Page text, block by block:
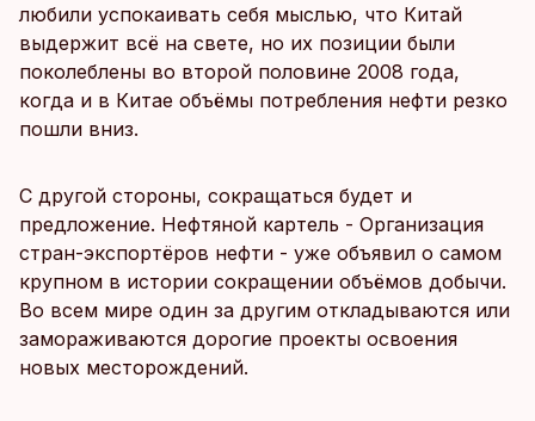
любили успокаивать себя мыслью, что Китай
выдержит всё на свете, но их позиции были
поколеблены во второй половине 2008 года,
когда и в Китае объёмы потребления нефти резко
пошли вниз.
С другой стороны, сокращаться будет и
предложение. Нефтяной картель - Организация
стран-экспортёров нефти - уже объявил о самом
крупном в истории сокращении объёмов добычи.
Во всем мире один за другим откладываются или
замораживаются дорогие проекты освоения
новых месторождений.